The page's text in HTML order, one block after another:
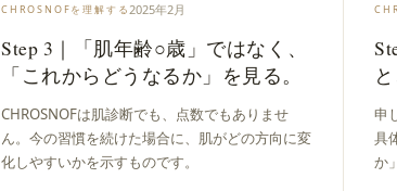
CHROSNOFを理解する2025年2月
Step 3｜「肌年齢○歳」ではなく、
「これからどうなるか」を見る。
CHROSNOFは肌診断でも、点数でもありませ
ん。今の習慣を続けた場合に、肌がどの方向に変
化しやすいかを示すものです。
申
具
か